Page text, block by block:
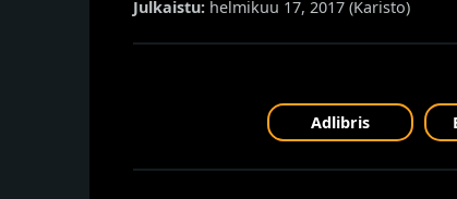
Julkaistu: helmikuu 17, 2017 (Karisto)
Adlibris